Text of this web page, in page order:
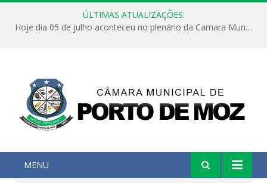
ÚLTIMAS ATUALIZAÇÕES:
Hoje dia 05 de julho aconteceu no plenário da Camara Municipal de Porto de Moz a Sessão Solene de Abertura dos Trabalhos Legislativos 2º Período da 23ª Legislatura
MENU